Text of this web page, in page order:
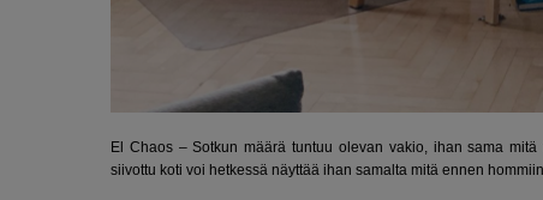
El Chaos – Sotkun määrä tuntuu olevan vakio, ihan sama
siivottu koti voi hetkessä näyttää ihan samalta mitä ennen